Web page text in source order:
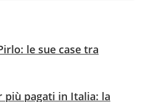
le sue case tra
più pagati in Italia: la